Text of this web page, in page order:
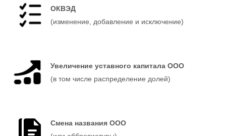
ОКВЭД
(изменение, добавление и исключение)
Увеличение уставного капитала ООО
(в том числе распределение долей)
Смена названия ООО